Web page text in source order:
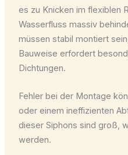
es zu Knicken im flexiblen
Wasserfluss massiv
müssen stabil montiert
Bauweise erfordert
Dichtungen.
Fehler bei der Montage
oder einem ineffizienten
dieser Siphons sind groß,
werden.